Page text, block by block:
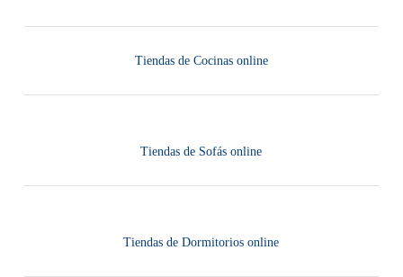
Tiendas de Cocinas online
Tiendas de Sofás online
Tiendas de Dormitorios online